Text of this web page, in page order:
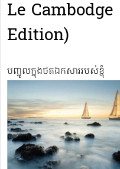
Le
Edition)
បញ្ចូលក្នុងថតឯកសាររបស់ខ្ញុំ